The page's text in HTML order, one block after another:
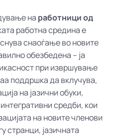
на работници од
работна средина е
снаоѓање во новите
обезбедена – ја
при извршување
поддршка да вклучува,
на јазични обуки,
средби, кои
на новите членови
странци, јазичната